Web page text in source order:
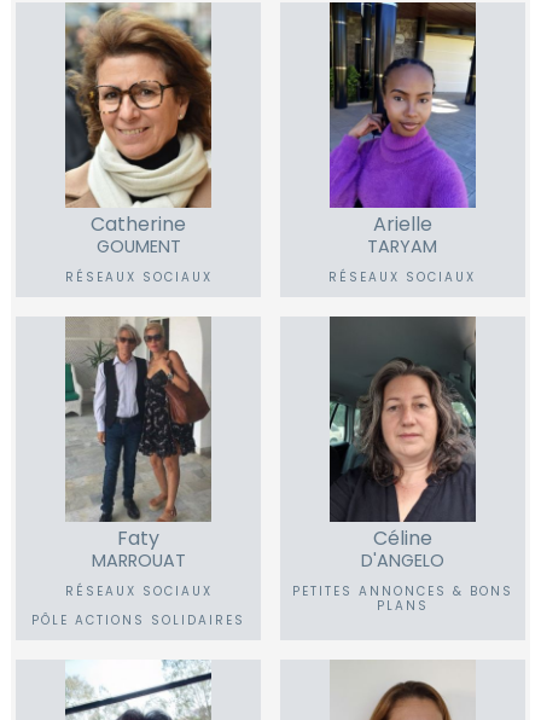
Catherine
GOUMENT
RÉSEAUX SOCIAUX
Arielle
TARYAM
RÉSEAUX SOCIAUX
Faty
MARROUAT
RÉSEAUX SOCIAUX
PÔLE ACTIONS SOLIDAIRES
Céline
D'ANGELO
PETITES ANNONCES & BONS
PLANS